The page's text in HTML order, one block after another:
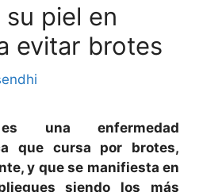
piel en
evitar brotes
una enfermedad
que cursa por brotes,
y que se manifiesta en
siendo los más